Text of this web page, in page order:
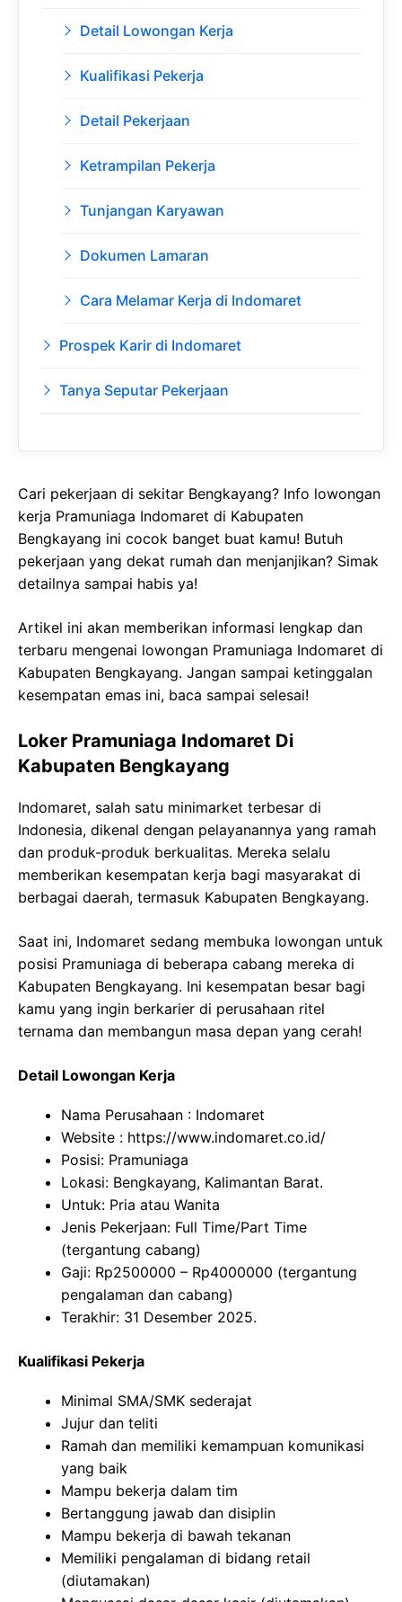
Detail Lowongan Kerja
Kualifikasi Pekerja
Detail Pekerjaan
Ketrampilan Pekerja
Tunjangan Karyawan
Dokumen Lamaran
Cara Melamar Kerja di Indomaret
Prospek Karir di Indomaret
Tanya Seputar Pekerjaan
Cari pekerjaan di sekitar Bengkayang? Info lowongan
kerja Pramuniaga Indomaret di Kabupaten
Bengkayang ini cocok banget buat kamu! Butuh
pekerjaan yang dekat rumah dan menjanjikan? Simak
detailnya sampai habis ya!
Artikel ini akan memberikan informasi lengkap dan
terbaru mengenai lowongan Pramuniaga Indomaret di
Kabupaten Bengkayang. Jangan sampai ketinggalan
kesempatan emas ini, baca sampai selesai!
Loker Pramuniaga Indomaret Di
Kabupaten Bengkayang
Indomaret, salah satu minimarket terbesar di
Indonesia, dikenal dengan pelayanannya yang ramah
dan produk-produk berkualitas. Mereka selalu
memberikan kesempatan kerja bagi masyarakat di
berbagai daerah, termasuk Kabupaten Bengkayang.
Saat ini, Indomaret sedang membuka lowongan untuk
posisi Pramuniaga di beberapa cabang mereka di
Kabupaten Bengkayang. Ini kesempatan besar bagi
kamu yang ingin berkarier di perusahaan ritel
ternama dan membangun masa depan yang cerah!
Detail Lowongan Kerja
Nama Perusahaan : Indomaret
Website : https://www.indomaret.co.id/
Posisi: Pramuniaga
Lokasi: Bengkayang, Kalimantan Barat.
Untuk: Pria atau Wanita
Jenis Pekerjaan: Full Time/Part Time
(tergantung cabang)
Gaji: Rp2500000 – Rp4000000 (tergantung
pengalaman dan cabang)
Terakhir: 31 Desember 2025.
Kualifikasi Pekerja
Minimal SMA/SMK sederajat
Jujur dan teliti
Ramah dan memiliki kemampuan komunikasi
yang baik
Mampu bekerja dalam tim
Bertanggung jawab dan disiplin
Mampu bekerja di bawah tekanan
Memiliki pengalaman di bidang retail
(diutamakan)